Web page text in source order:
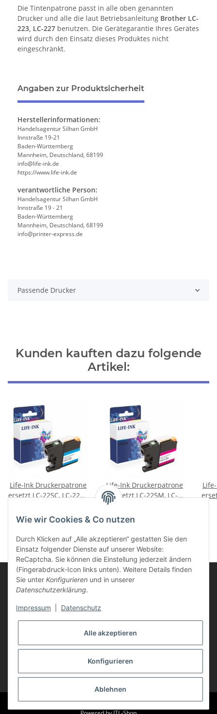
Die Tintenpatrone passt in alle oben genannten
Drucker und alle die laut Betriebsanleitung Brother LC-
223, LC-227 benutzen. Die Gerätegarantie Ihres Gerätes
wird durch den Einsatz dieses Produktes nicht
eingeschränkt.
Angaben zur Produktsicherheit
Herstellerinformationen:
Handelsagentur Silhan GmbH
Innstraße 19-21
Baden-Württemberg
Mannheim, Deutschland, 68199
info@life-ink.de
https://www.life-ink.de
verantwortliche Person:
Handelsagentur Silhan GmbH
Innstraße 19 - 21
Baden-Württemberg
Mannheim, Deutschland, 68199
info@printer-express.de
Passende Drucker
Kunden kauften dazu folgende
Artikel:
Life-Ink Druckerpatrone
ersetzt LC-225C, LC-223C
Life-Ink Druckerpatrone
ersetzt LC-225M, LC-
Drucker magenta
Kunden Service
Vertrag widerrufen
* Alle Preise inkl. gesetzlicher USt., zzgl.Versand
© Life-Ink
Wie wir Cookies & Co nutzen
Durch Klicken auf „Alle akzeptieren“ gestatten Sie den
Einsatz folgender Dienste auf unserer Website:
ReCaptcha. Sie können die Einstellung jederzeit ändern
(Fingerabdruck-Icon links unten). Weitere Details finden
Sie unter Konfigurieren und in unserer
Datenschutzerklärung.
Impressum Datenschutz
Alle akzeptieren
Konfigurieren
Ablehnen